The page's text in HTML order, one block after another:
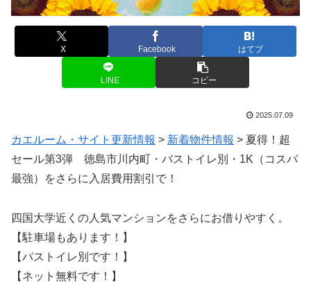
X Facebook はてブ
LINE コピー
2025.07.09
カエルーム・サイト更新情報 > 新着物件情報 > 夏得！超
セール第3弾 徳島市川内町・バストイレ別・1K（コスパ
最強）をさらに入居費用割引で！
四国大学近くの人気マンションをさらにお借りやすく。
【駐車場もあります！】
【バストイレ別です！】
【ネット無料です！】